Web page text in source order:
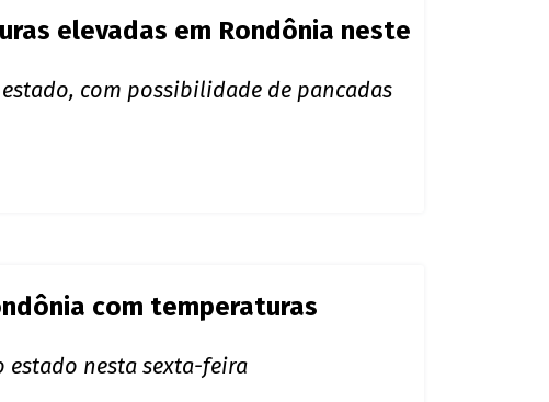
elevadas em Rondônia neste
com possibilidade de pancadas
com temperaturas
estado nesta sexta-feira